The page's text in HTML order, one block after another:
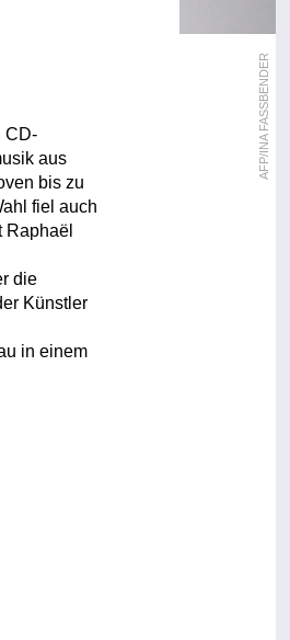
AFP/INA FASSBENDER
CD-
aus
bis zu
fiel auch
Raphaël
die
Künstler
in einem